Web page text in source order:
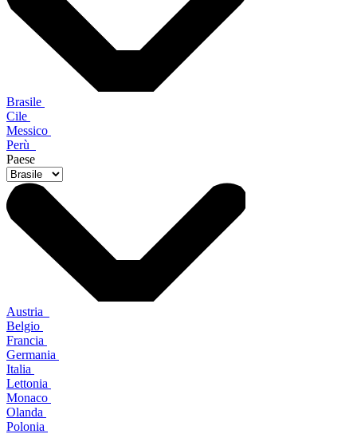
Brasile
Cile
Messico
Perù
Paese
Austria
Belgio
Francia
Germania
Italia
Lettonia
Monaco
Olanda
Polonia